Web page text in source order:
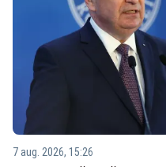
7 aug. 2026, 15:26